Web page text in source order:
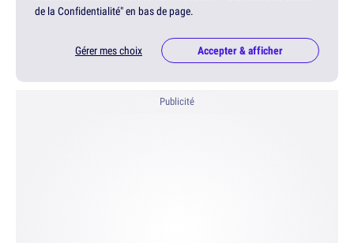
de la Confidentialité" en bas de page.
Gérer mes choix Accepter & afficher
Publicité